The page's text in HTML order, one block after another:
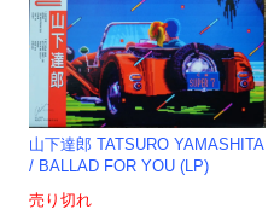
山下達郎 TATSURO YAMASHITA
/ BALLAD FOR YOU (LP)
売り切れ